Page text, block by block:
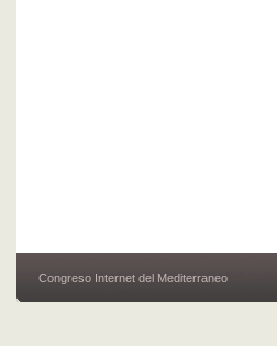
Congreso Internet del Mediterraneo